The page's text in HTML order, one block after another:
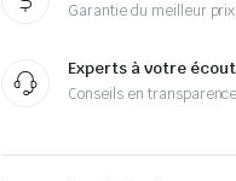
Garantie du meilleur prix
Experts à votre
Conseils en